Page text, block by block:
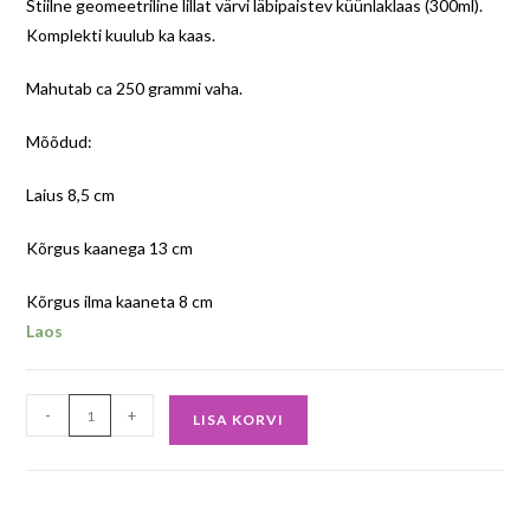
Stiilne geomeetriline lillat värvi läbipaistev küünlaklaas (300ml).
Komplekti kuulub ka kaas.
Mahutab ca 250 grammi vaha.
Mõõdud:
Laius 8,5 cm
Kõrgus kaanega 13 cm
Kõrgus ilma kaaneta 8 cm
Laos
- + LISA KORVI